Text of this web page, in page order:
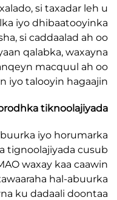
marxalado, si
iyo
si
qalabka,
falanqeyn macquul
iyo talooyin
Korodhka
hal-abuurka iyo
codsiga tignoolajiyada
XINMAO waxay kaa
xawaaraha hal-
waxayna ku dadaali